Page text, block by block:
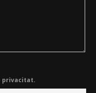
privacitat.